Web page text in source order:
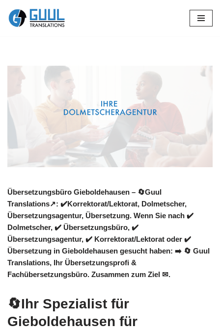
Zum
Übersetzungsbüro Gieboldehausen – 🔄Guul
Translations↗️: ✔️Korrektorat/Lektorat, Dolmetscher,
Übersetzungsagentur, Übersetzung. Wenn Sie nach ✔️
Dolmetscher, ✔️ Übersetzungsbüro, ✔️
Übersetzungsagentur, ✔️ Korrektorat/Lektorat oder ✔️
Übersetzung in Gieboldehausen gesucht haben: ➡️ 🔄 Guul
Translations, Ihr Übersetzungsprofi &
Fachübersetzungsbüro. Zusammen zum Ziel ✉.
🔄Ihr Spezialist für
Gieboldehausen für